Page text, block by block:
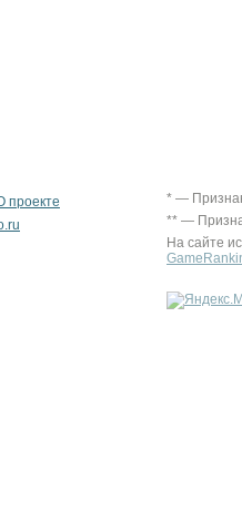
проекте
* —
** —
На сайте